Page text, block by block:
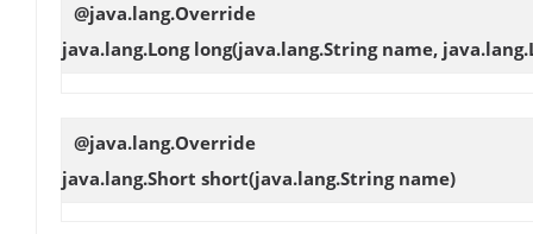
@java.lang.Override
java.lang.Long long(java.lang.String name,
@java.lang.Override
java.lang.Short short(java.lang.String name)